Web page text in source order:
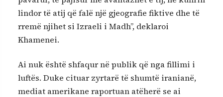
lindor të atij që falë një gjeografie fiktive dhe të
rremë njihet si Izraeli i Madh”, deklaroi
Khamenei.
Ai nuk është shfaqur në publik që nga fillimi i
luftës. Duke cituar zyrtarë të shumtë iranianë,
mediat amerikane raportuan atëherë se ai